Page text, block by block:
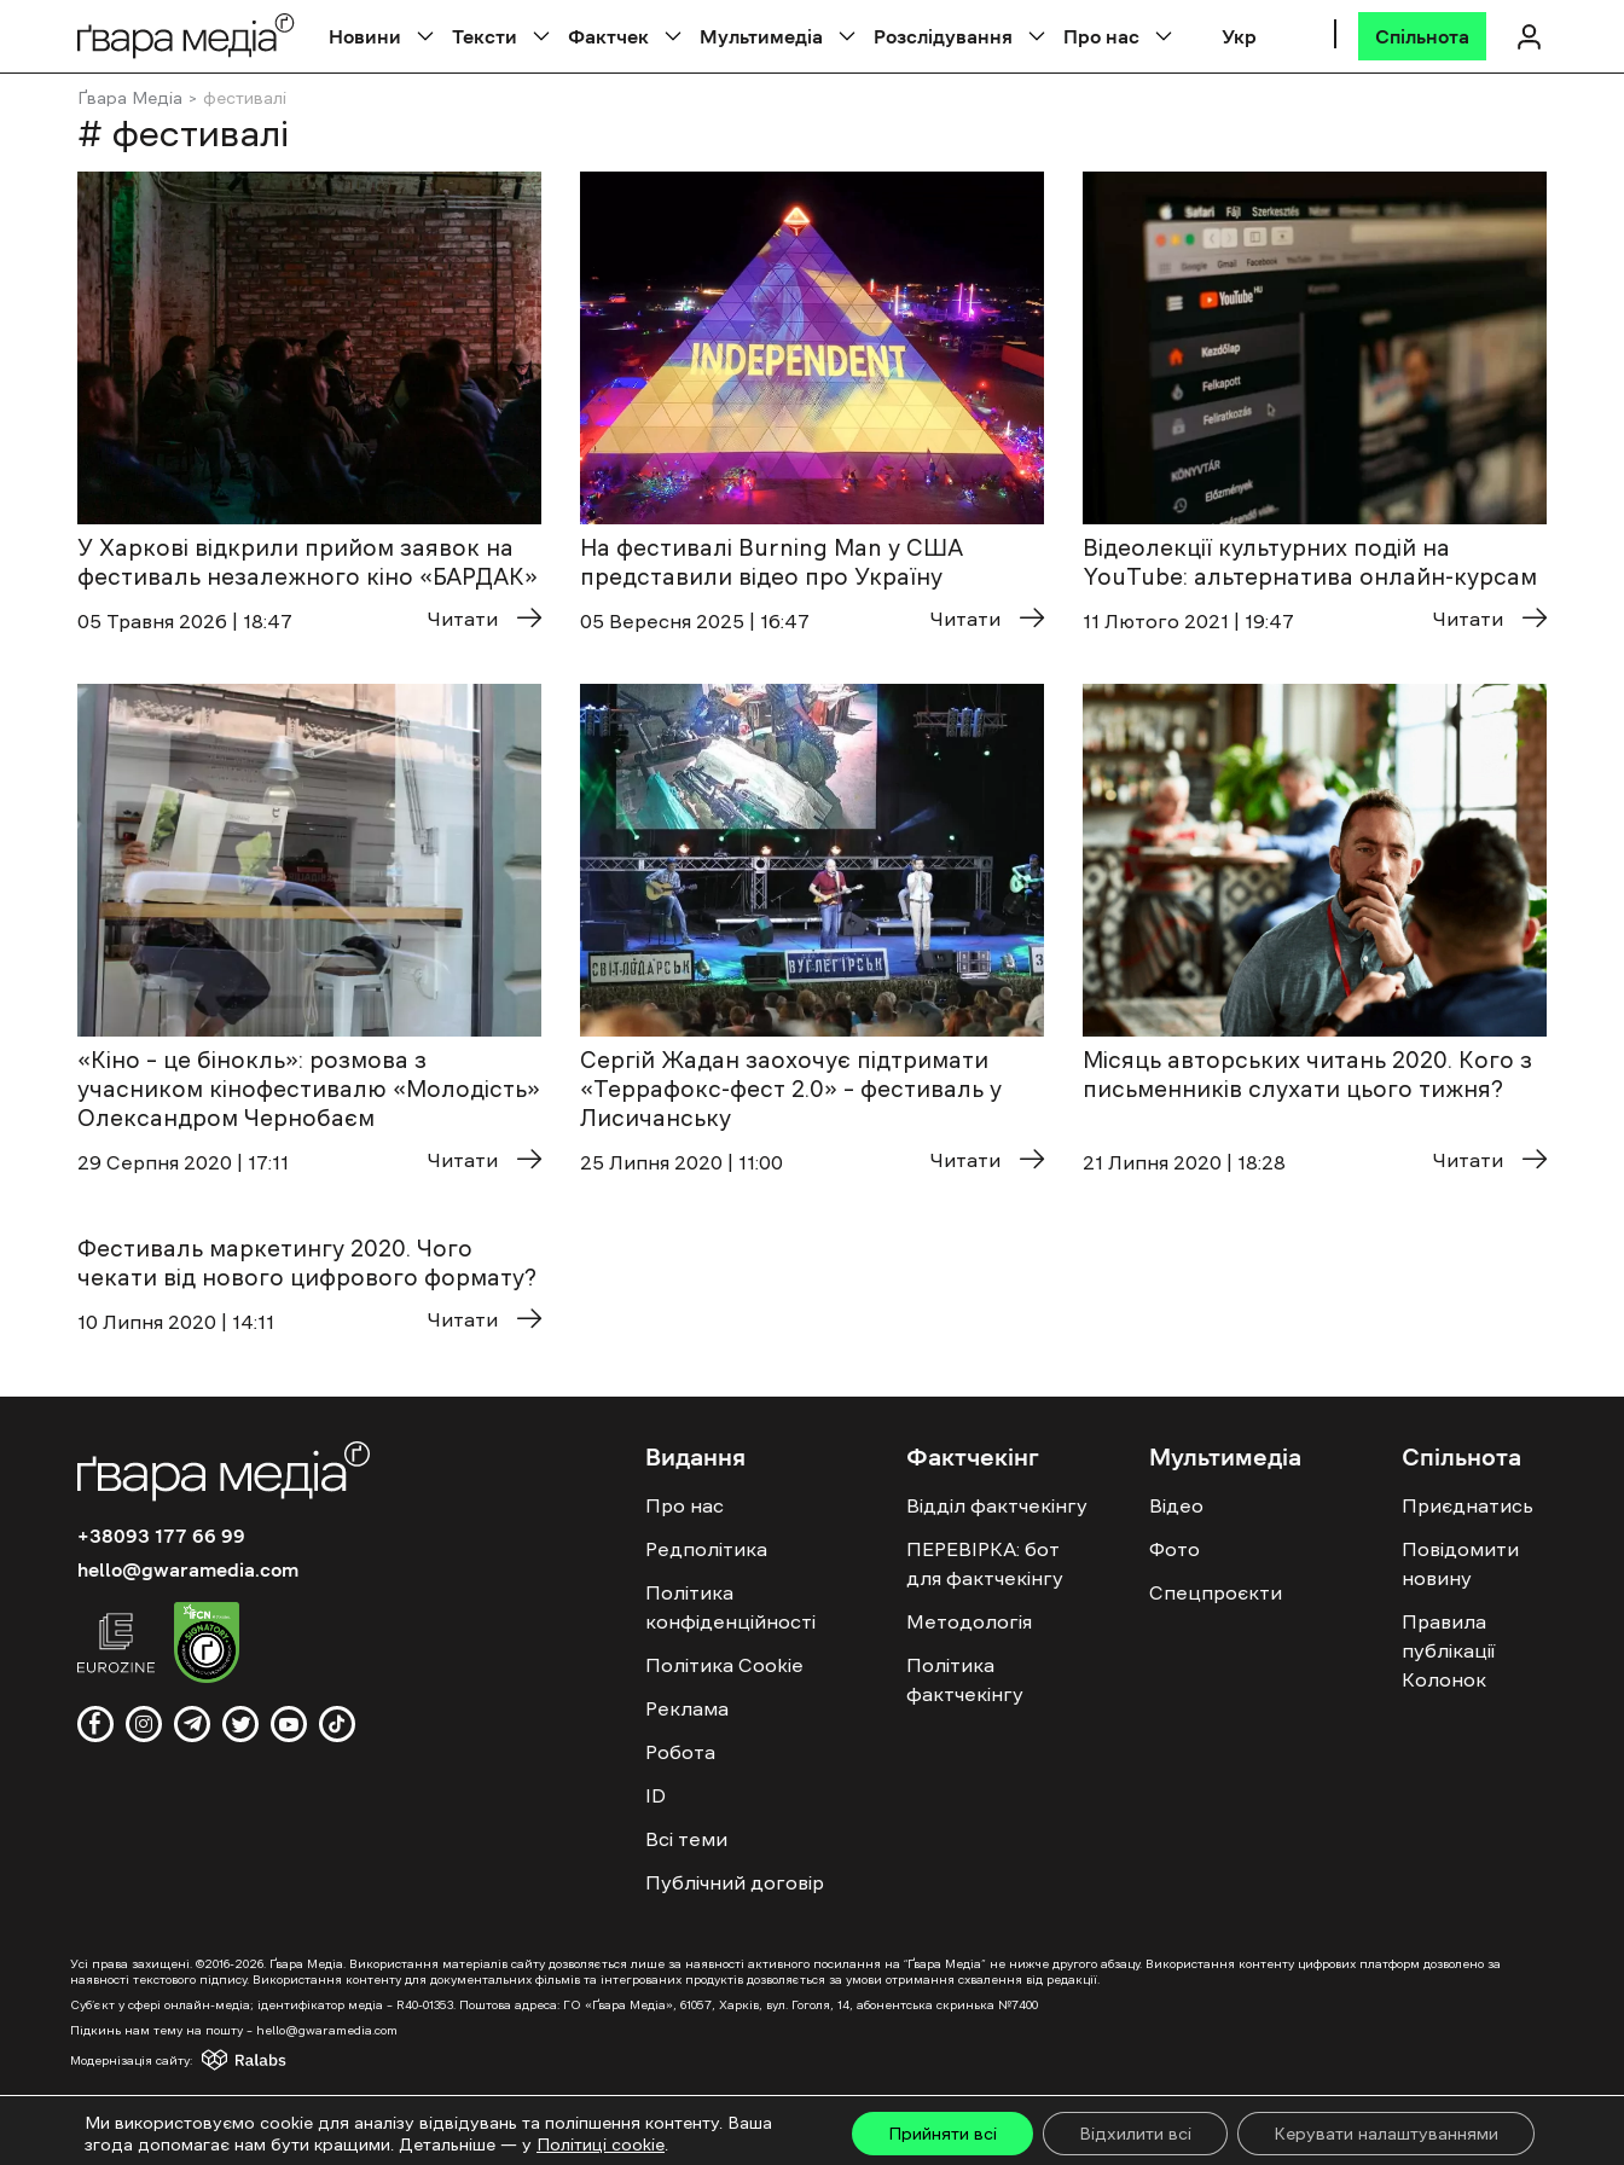
Новини Тексти Фактчек Мультимедіа Розслідування Про нас Укр Спільнота
Ґвара Медіа фестивалі
# фестивалі
У Харкові відкрили прийом заявок на
фестиваль незалежного кіно «БАРДАК»
05 Травня 2026 | 18:47 Читати
На фестивалі Burning Man у США
представили відео про Україну
05 Вересня 2025 | 16:47 Читати
Відеолекції культурних подій на
YouTube: альтернатива онлайн-курсам
11 Лютого 2021 | 19:47 Читати
«Кіно – це бінокль»: розмова з
учасником кінофестивалю «Молодість»
Олександром Чернобаєм
29 Cерпня 2020 | 17:11 Читати
Сергій Жадан заохочує підтримати
«Террафокс-фест 2.0» – фестиваль у
Лисичанську
25 Липня 2020 | 11:00 Читати
Місяць авторських читань 2020. Кого з
письменників слухати цього тижня?
21 Липня 2020 | 18:28 Читати
Фестиваль маркетингу 2020. Чого
чекати від нового цифрового формату?
10 Липня 2020 | 14:11 Читати
+38093 177 66 99
hello@gwaramedia.com
Видання
Про нас
Редполітика
Політика
конфіденційності
Політика Cookie
Реклама
Робота
ID
Всі теми
Публічний договір
Фактчекінг
Відділ фактчекінгу
ПЕРЕВІРКА: бот
для фактчекінгу
Методологія
Політика
фактчекінгу
Мультимедіа
Відео
Фото
Спецпроєкти
Спільнота
Приєднатись
Повідомити
новину
Правила
публікації
Колонок
Усі права захищені. ©2016-2026. Ґвара Медіа. Використання матеріалів сайту дозволяється лише за наявності активного посилання на “Ґвара Медіа” не нижче другого абзацу. Використання контенту цифрових платформ дозволено за
наявності текстового підпису. Використання контенту для документальних фільмів та інтегрованих продуктів дозволяється за умови отримання схвалення від редакції.
Суб’єкт у сфері онлайн-медіа; ідентифікатор медіа – R40-01353. Поштова адреса: ГО «Ґвара Медіа», 61057, Харків, вул. Гоголя, 14, абонентська скринька №7400
Підкинь нам тему на пошту – hello@gwaramedia.com
Модернізація сайту:
Ми використовуємо cookie для аналізу відвідувань та поліпшення контенту. Ваша
згода допомагає нам бути кращими. Детальніше — у Політиці cookie
Прийняти всі Відхилити всі Керувати налаштуваннями